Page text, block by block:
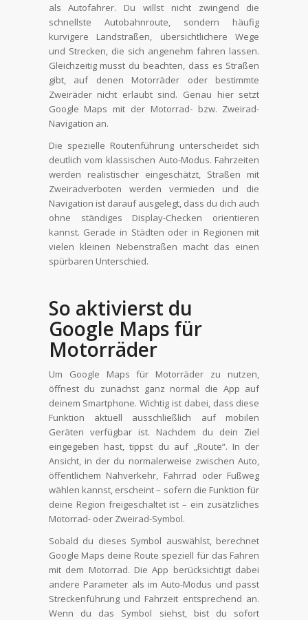
als Autofahrer. Du willst nicht zwingend die
schnellste Autobahnroute, sondern häufig
kurvigere Landstraßen, übersichtlichere Wege
und Strecken, die sich angenehm fahren lassen.
Gleichzeitig musst du beachten, dass es Straßen
gibt, auf denen Motorräder oder bestimmte
Zweiräder nicht erlaubt sind. Genau hier setzt
Google Maps mit der Motorrad- bzw. Zweirad-
Navigation an.
Die spezielle Routenführung unterscheidet sich
deutlich vom klassischen Auto-Modus. Fahrzeiten
werden realistischer eingeschätzt, Straßen mit
Zweiradverboten werden vermieden und die
Navigation ist darauf ausgelegt, dass du dich auch
ohne ständiges Display-Checken orientieren
kannst. Gerade in Städten oder in Regionen mit
vielen kleinen Nebenstraßen macht das einen
spürbaren Unterschied.
So aktivierst du
Google Maps für
Motorräder
Um Google Maps für Motorräder zu nutzen,
öffnest du zunächst ganz normal die App auf
deinem Smartphone. Wichtig ist dabei, dass diese
Funktion aktuell ausschließlich auf mobilen
Geräten verfügbar ist. Nachdem du dein Ziel
eingegeben hast, tippst du auf „Route“. In der
Ansicht, in der du normalerweise zwischen Auto,
öffentlichem Nahverkehr, Fahrrad oder Fußweg
wählen kannst, erscheint – sofern die Funktion für
deine Region freigeschaltet ist – ein zusätzliches
Motorrad- oder Zweirad-Symbol.
Sobald du dieses Symbol auswählst, berechnet
Google Maps deine Route speziell für das Fahren
mit dem Motorrad. Die App berücksichtigt dabei
andere Parameter als im Auto-Modus und passt
Streckenführung und Fahrzeit entsprechend an.
Wenn du das Symbol siehst, bist du sofort